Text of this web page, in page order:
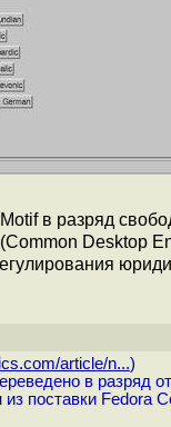
в разряд
Desktop
article/n...)
в разряд
поставки Fedora